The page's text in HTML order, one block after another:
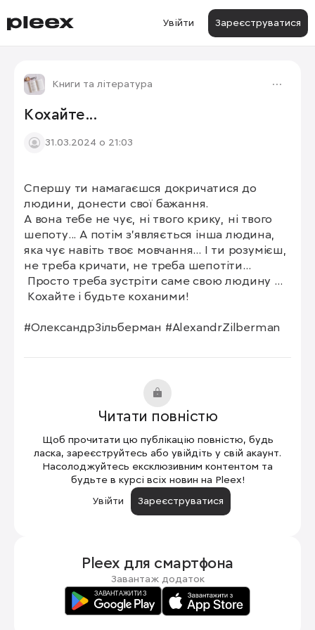
Увійти Зареєструватися
Книги та література
Кохайте...
31.03.2024 о 21:03
Спершу ти намагаєшся докричатися до
людини, донести свої бажання.
А вона тебе не чує, ні твого крику, ні твого
шепоту... А потім з'являється інша людина,
яка чує навіть твоє мовчання... І ти розумієш,
не треба кричати, не треба шепотіти...
Просто треба зустріти саме свою людину ...
Кохайте і будьте коханими!
#ОлександрЗільберман #AlexandrZilberman
Читати повністю
Щоб прочитати цю публікацію повністю, будь
ласка, зареєструйтесь або увійдіть у свій акаунт.
Насолоджуйтесь ексклюзивним контентом та
будьте в курсі всіх новин на Pleex!
Увійти
Зареєструватися
Pleex для смартфона
Завантаж додаток